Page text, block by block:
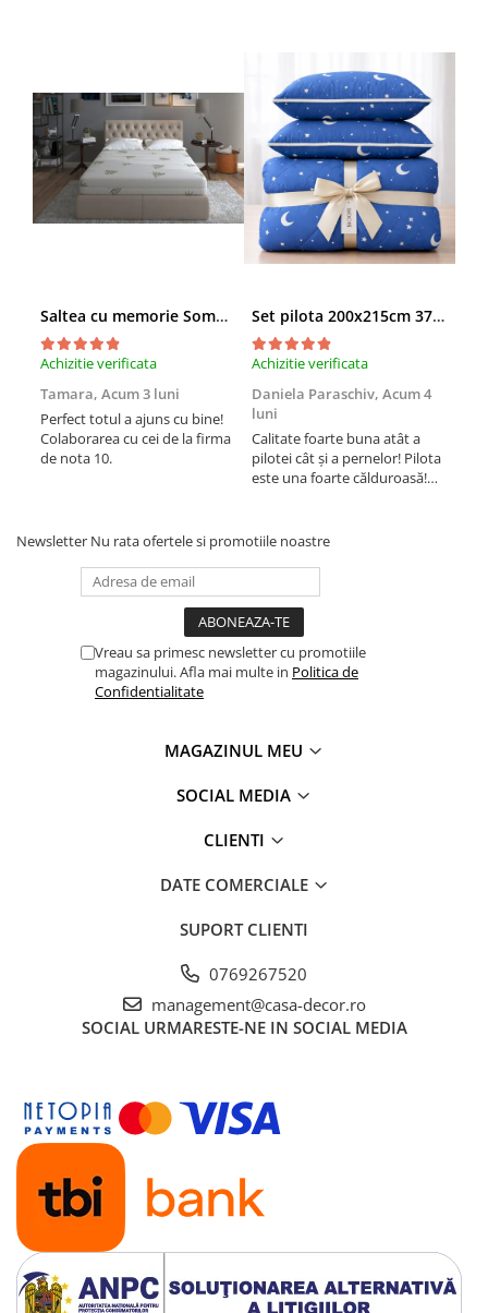
Saltea cu memorie SomnART XXL Memory Plus 160x190, înălțime 25cm, pentru persoane supraponderale, husă Aloe Vera detașabilă, rulată, fermitate mare
Achizitie verificata
Tamara, Acum 3 luni
Perfect totul a ajuns cu bine!
Colaborarea cu cei de la firma
de nota 10.
Set pilota 200x215cm 370g cu 2 perne 50x70,albastru- PLT36
Achizitie verificata
Daniela Paraschiv, Acum 4
luni
Calitate foarte buna atât a
pilotei cât și a pernelor! Pilota
este una foarte călduroasă!
Newsletter Nu rata ofertele si promotiile noastre
Vreau sa primesc newsletter cu promotiile
magazinului. Afla mai multe in Politica de
Confidentialitate
MAGAZINUL MEU
SOCIAL MEDIA
CLIENTI
DATE COMERCIALE
SUPORT CLIENTI
0769267520
management@casa-decor.ro
SOCIAL URMARESTE-NE IN SOCIAL MEDIA